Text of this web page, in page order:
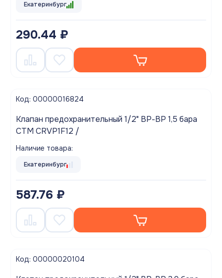
Екатеринбург
290.44 ₽
Код: 00000016824
Клапан предохранительный 1/2" ВР-ВР 1,5 бара
СТМ CRVP1F12 /
Наличие товара:
Екатеринбург
587.76 ₽
Код: 00000020104